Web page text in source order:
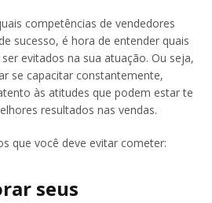
competências de vendedores
sucesso, é hora de entender quais
evitados na sua atuação. Ou seja,
se capacitar constantemente,
às atitudes que podem estar te
resultados nas vendas.
que você deve evitar cometer:
seus